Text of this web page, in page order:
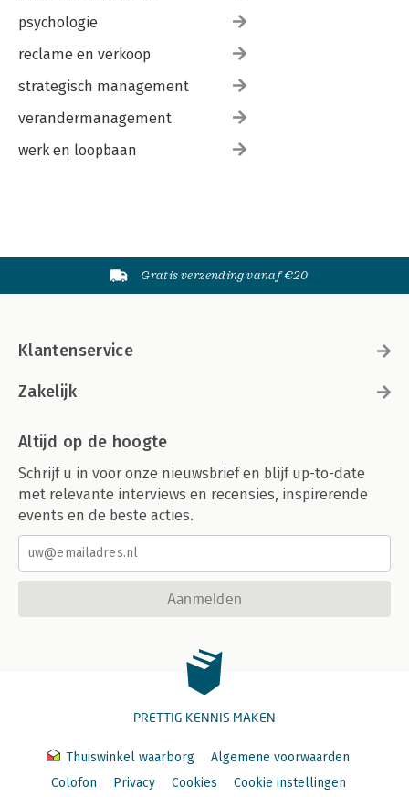
psychologie
reclame en verkoop
strategisch management
verandermanagement
werk en loopbaan
Gratis verzending vanaf €20
Klantenservice
Zakelijk
Altijd op de hoogte
Schrijf u in voor onze nieuwsbrief en blijf up-to-date
met relevante interviews en recensies, inspirerende
events en de beste acties.
Aanmelden
PRETTIG KENNIS MAKEN
Thuiswinkel waarborg
Algemene voorwaarden
Colofon
Privacy Cookies Cookie instellingen